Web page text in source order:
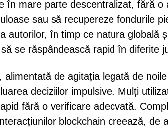
în mare parte descentralizat, fără o
sau să recupereze fondurile
autorilor, în timp ce natura globală
se răspândească rapid în diferite
de agitația legată de
deciziilor impulsive. Mulți
fără o verificare adecvată.
blockchain creează, de